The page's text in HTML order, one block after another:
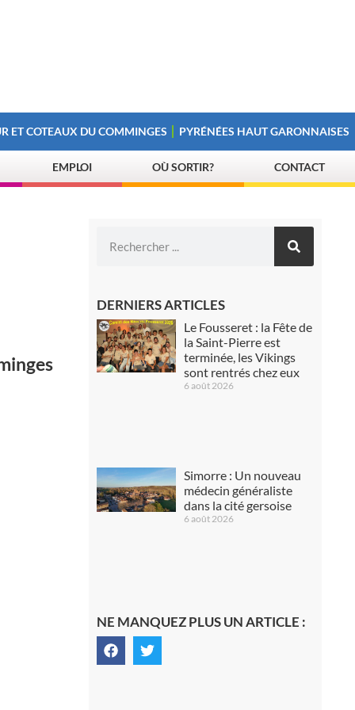
ET COTEAUX DU COMMINGES PYRÉNÉES HAUT GARONNAISES
EMPLOI OÙ SORTIR? CONTACT
DERNIERS ARTICLES
Le Fousseret : la Fête de
la Saint-Pierre est
terminée, les Vikings
sont rentrés chez eux
6 août 2026
Simorre : Un nouveau
médecin généraliste
dans la cité gersoise
6 août 2026
NE MANQUEZ PLUS UN ARTICLE :